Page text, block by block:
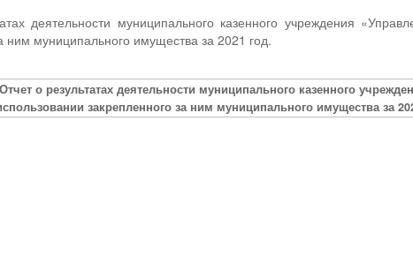
деятельности муниципального казенного учреждения
ним муниципального имущества за 2021 год.
о результатах деятельности муниципального казенного
закрепленного за ним муниципального имущества за